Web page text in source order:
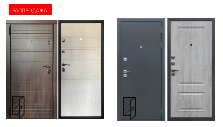
860×2050
1250×2070 850×2050 950×2050
Популярные цвета
Коричневые Светло-коричневые Светлые
Серые Тёмно-коричневые Темные
РАСПРОДАЖА!